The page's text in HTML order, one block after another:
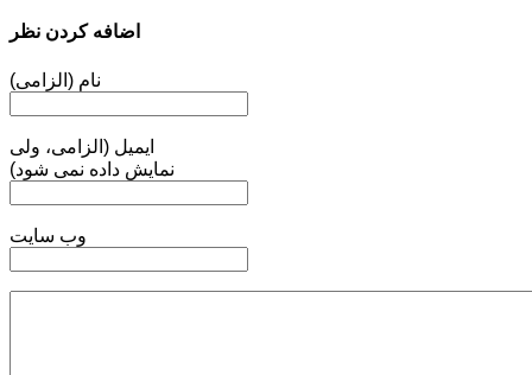
اضافه کردن نظر
نام (الزامی)
ایمیل (الزامی، ولی
نمایش داده نمی شود)
وب سایت